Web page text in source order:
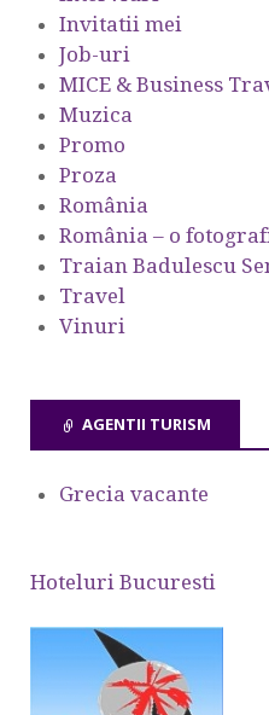
Invitatii mei
Job-uri
MICE & Business
Muzica
Promo
Proza
România
România – o
Traian Badulescu
Travel
Vinuri
AGENTII TURISM
Grecia vacante
Hoteluri Bucuresti